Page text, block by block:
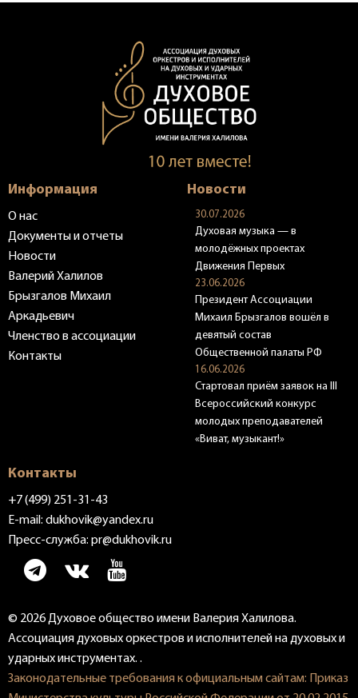
Информация
О нас
Документы и отчеты
Новости
Валерий Халилов
Брызгалов Михаил
Аркадьевич
Членство в ассоциации
Контакты
Новости
30.07.2026
Духовая музыка — в
молодёжных проектах
Движения Первых
23.06.2026
Президент Ассоциации
Михаил Брызгалов вошёл в
девятый состав
Общественной палаты РФ
16.06.2026
Стартовал приём заявок на III
Всероссийский конкурс
молодых преподавателей
«Виват, музыкант!»
Контакты
+7 (499) 251-31-43
E-mail: dukhovik@yandex.ru
Пресс-служба: pr@dukhovik.ru
© 2026 Духовое общество имени Валерия Халилова.
Ассоциация духовых оркестров и исполнителей на духовых и
ударных инструментах. .
Законодательные требования к официальным сайтам: Приказ